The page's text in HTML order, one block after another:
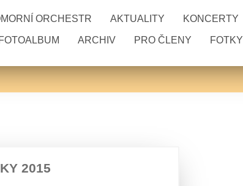
ORCHESTR AKTUALITY KONCERTY
FOTOALBUM ARCHIV PRO ČLENY FOTKY
2015